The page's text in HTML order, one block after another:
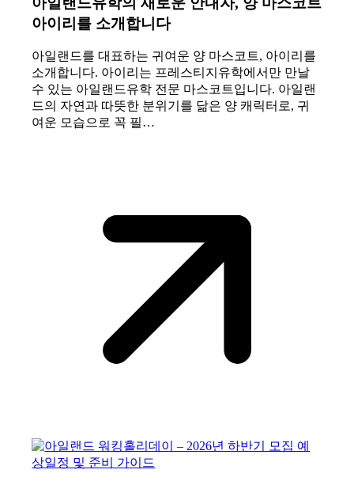
아이리를 소개합니다
아일랜드를 대표하는 귀여운 양 마스코트, 아이리를
소개합니다. 아이리는 프레스티지유학에서만 만날
수 있는 아일랜드유학 전문 마스코트입니다. 아일랜
드의 자연과 따뜻한 분위기를 닮은 양 캐릭터로, 귀
여운 모습으로 꼭 필…